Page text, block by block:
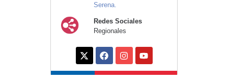
Serena.
Redes Sociales
Regionales